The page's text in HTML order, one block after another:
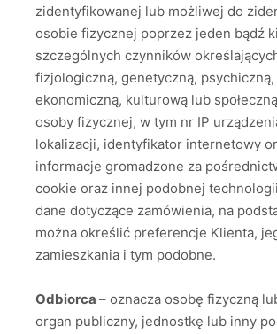
zidentyfikowanej lub możliwej do
osobie fizycznej poprzez jeden bądź
szczególnych czynników
fizjologiczną, genetyczną, psychiczną,
ekonomiczną, kulturową lub
osoby fizycznej, w tym nr IP
lokalizacji, identyfikator internetowy
informacje gromadzone za
cookie oraz innej podobnej
dane dotyczące zamówienia, na
można określić preferencje Klienta,
zamieszkania i tym podobne.
Odbiorca – oznacza osobę fizyczną
organ publiczny, jednostkę lub inny